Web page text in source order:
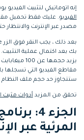
إنه اتوماتيكي لتثبيت
الفيديو. عليك فقط تحميل
مصدر عبر الإنترنت
يزيد حجمها
مقاطع الفيديو التي تسجلها
ستتجاوز حد حجم ملف النظام
تحقق من المزيد أدوات مثبت
الجزء 4:
المرئية عبر